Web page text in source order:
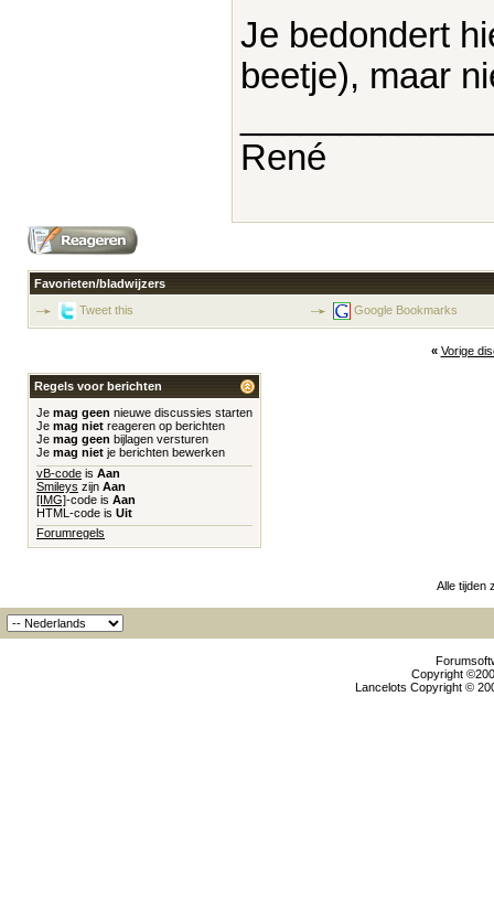
Je bedondert
beetje), maar
René
Favorieten/bladwijzers
Tweet this
Google Bookmarks
« Vorige
Regels voor berichten
Je mag geen nieuwe discussies starten
Je mag niet reageren op berichten
Je mag geen bijlagen versturen
Je mag niet je berichten bewerken
vB-code is Aan
Smileys zijn Aan
[IMG]-code is Aan
HTML-code is Uit
Forumregels
Alle tijden
Copyright
Lancelots Copyright ©